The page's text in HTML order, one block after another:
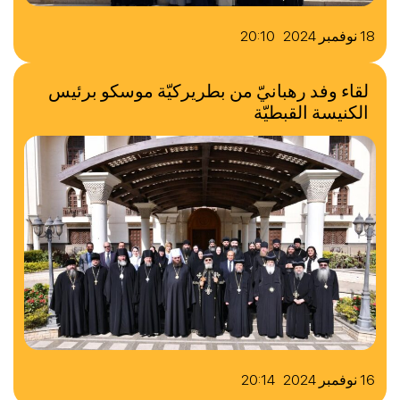
18 نوفمبر 2024 20:10
16 نوفمبر 2024 20:14
لقاء وفد رهبانيّ من بطريركيّة موسكو برئيس
الكنيسة القبطيّة